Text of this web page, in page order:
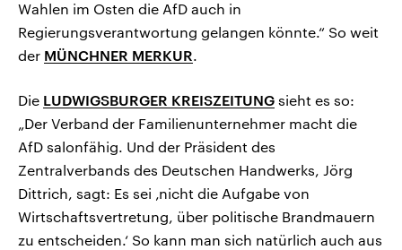
Wahlen im Osten die AfD auch in
Regierungsverantwortung gelangen könnte.“ So weit
der MÜNCHNER MERKUR.
Die LUDWIGSBURGER KREISZEITUNG sieht es so:
„Der Verband der Familienunternehmer macht die
AfD salonfähig. Und der Präsident des
Zentralverbands des Deutschen Handwerks, Jörg
Dittrich, sagt: Es sei ‚nicht die Aufgabe von
Wirtschaftsvertretung, über politische Brandmauern
zu entscheiden.‘ So kann man sich natürlich auch aus